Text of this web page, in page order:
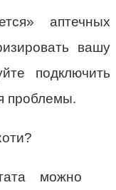
аптечных
вашу
подключить
проблемы.
можно